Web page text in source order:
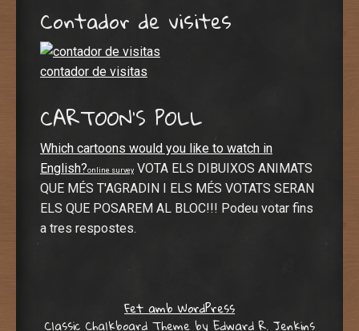
Contador de visites
contador de visitas
CARTOON’S POLL
Which cartoons would you like to watch in
English?online survey VOTA ELS DIBUIXOS ANIMATS
QUE MÉS T'AGRADIN I ELS MÉS VOTATS SERAN
ELS QUE POSAREM AL BLOC!!! Podeu votar fins
a tres respostes.
Fet amb WordPress
Classic Chalkboard Theme by Edward R. Jenkins